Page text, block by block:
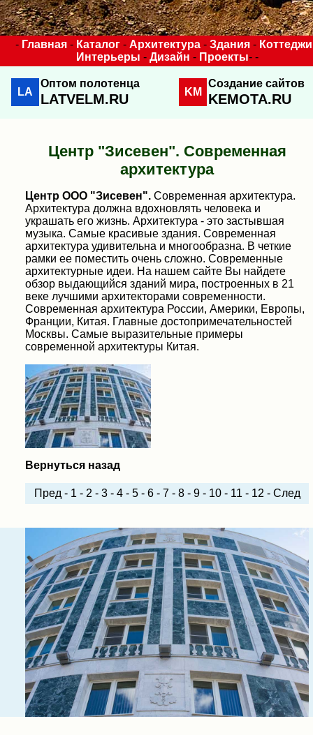
- Главная - Каталог - Архитектура - Здания - Коттеджи
Интерьеры - Дизайн - Проекты- -
LA
Оптом полотенца
LATVELM.RU KM
Создание сайтов
KEMOTA.RU
Центр "Зисевен". Современная
архитектура
Центр ООО "Зисевен". Современная архитектура.
Архитектура должна вдохновлять человека и
украшать его жизнь. Архитектура - это застывшая
музыка. Самые красивые здания. Современная
архитектура удивительна и многообразна. В четкие
рамки ее поместить очень сложно. Современные
архитектурные идеи. На нашем сайте Вы найдете
обзор выдающийся зданий мира, построенных в 21
веке лучшими архитекторами современности.
Современная архитектура России, Америки, Европы,
Франции, Китая. Главные достопримечательностей
Москвы. Самые выразительные примеры
современной архитектуры Китая.
Вернуться назад
Пред - 1 - 2 - 3- 4- 5- 6- 7- 8- 9- 10- 11 - 12 - След